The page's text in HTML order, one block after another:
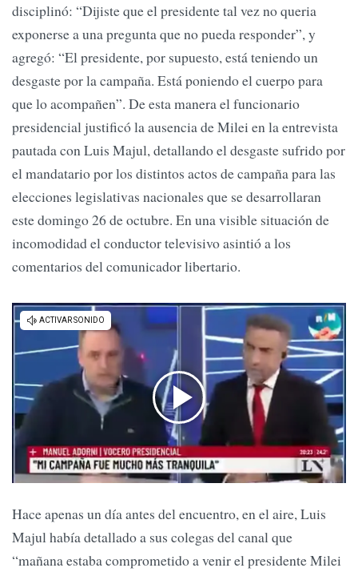
disciplinó: “Dijiste que el presidente tal vez no queria
exponerse a una pregunta que no pueda responder”, y
agregó: “El presidente, por supuesto, está teniendo un
desgaste por la campaña. Está poniendo el cuerpo para
que lo acompañen”. De esta manera el funcionario
presidencial justificó la ausencia de Milei en la entrevista
pautada con Luis Majul, detallando el desgaste sufrido por
el mandatario por los distintos actos de campaña para las
elecciones legislativas nacionales que se desarrollaran
este domingo 26 de octubre. En una visible situación de
incomodidad el conductor televisivo asintió a los
comentarios del comunicador libertario.
Hace apenas un día antes del encuentro, en el aire, Luis
Majul había detallado a sus colegas del canal que
“mañana estaba comprometido a venir el presidente Milei